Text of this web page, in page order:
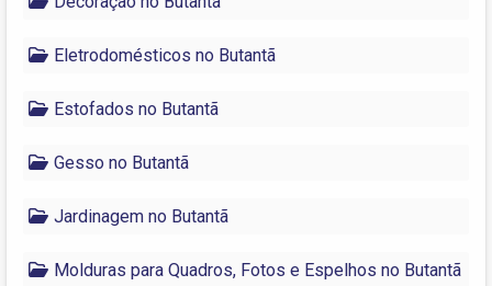
Eletrodomésticos no Butantã
Estofados no Butantã
Gesso no Butantã
Jardinagem no Butantã
Molduras para Quadros, Fotos e Espelhos no Butantã